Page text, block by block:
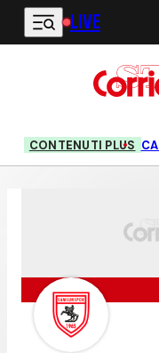
Vai al contenuto principale
LIVE
CONTENUTI PLUS